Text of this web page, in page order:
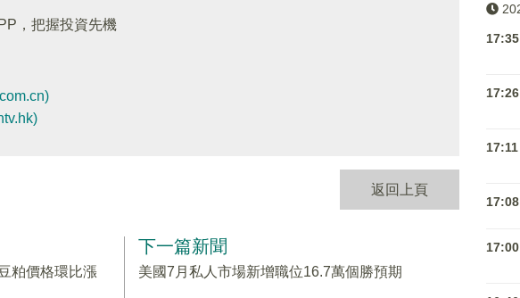
，把握投資先機
返回上頁
粕價格環比漲
下一篇新聞
美國7月私人市場新增職位16.7萬個勝預期
17:35
17:26
17:11
17:08
17:00